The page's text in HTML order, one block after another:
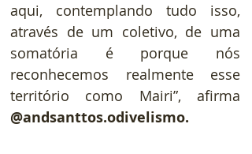
aqui, contemplando tudo isso,
através de um coletivo, de uma
somatória é porque nós
reconhecemos realmente esse
@andsanttos.odivelismo.